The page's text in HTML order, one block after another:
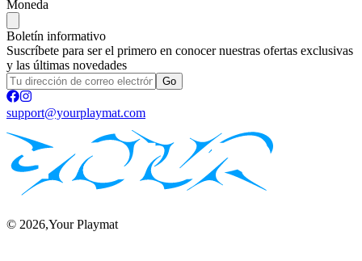
Moneda
Boletín informativo
Suscríbete para ser el primero en conocer nuestras ofertas exclusivas
y las últimas novedades
Go
support@yourplaymat.com
© 2026,Your Playmat